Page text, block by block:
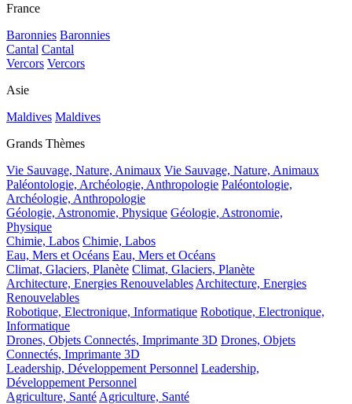
France
Baronnies Baronnies
Cantal Cantal
Vercors Vercors
Asie
Maldives Maldives
Grands Thèmes
Vie Sauvage, Nature, Animaux Vie Sauvage, Nature, Animaux
Paléontologie, Archéologie, Anthropologie Paléontologie,
Archéologie, Anthropologie
Géologie, Astronomie, Physique Géologie, Astronomie,
Physique
Chimie, Labos Chimie, Labos
Eau, Mers et Océans Eau, Mers et Océans
Climat, Glaciers, Planète Climat, Glaciers, Planète
Architecture, Energies Renouvelables Architecture, Energies
Renouvelables
Robotique, Electronique, Informatique Robotique, Electronique,
Informatique
Drones, Objets Connectés, Imprimante 3D Drones, Objets
Connectés, Imprimante 3D
Leadership, Développement Personnel Leadership,
Développement Personnel
Agriculture, Santé Agriculture, Santé